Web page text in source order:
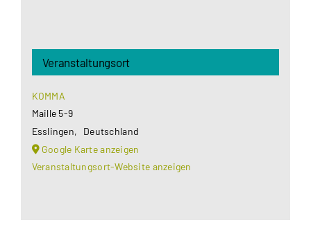
Veranstaltungsort
KOMMA
Maille 5-9
Esslingen,
Deutschland
Google Karte anzeigen
Veranstaltungsort-Website anzeigen